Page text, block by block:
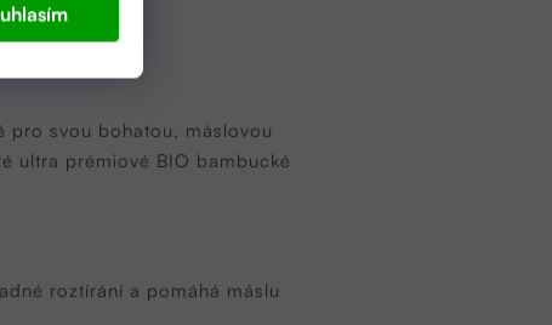
pro svou bohatou, máslovou
ultra prémiové BIO bambucké
roztírání a pomáhá máslu